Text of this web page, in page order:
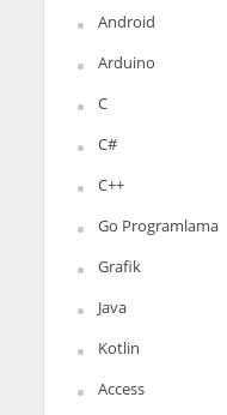
Android
Arduino
C
C#
C++
Go Programlama
Grafik
Java
Kotlin
Access